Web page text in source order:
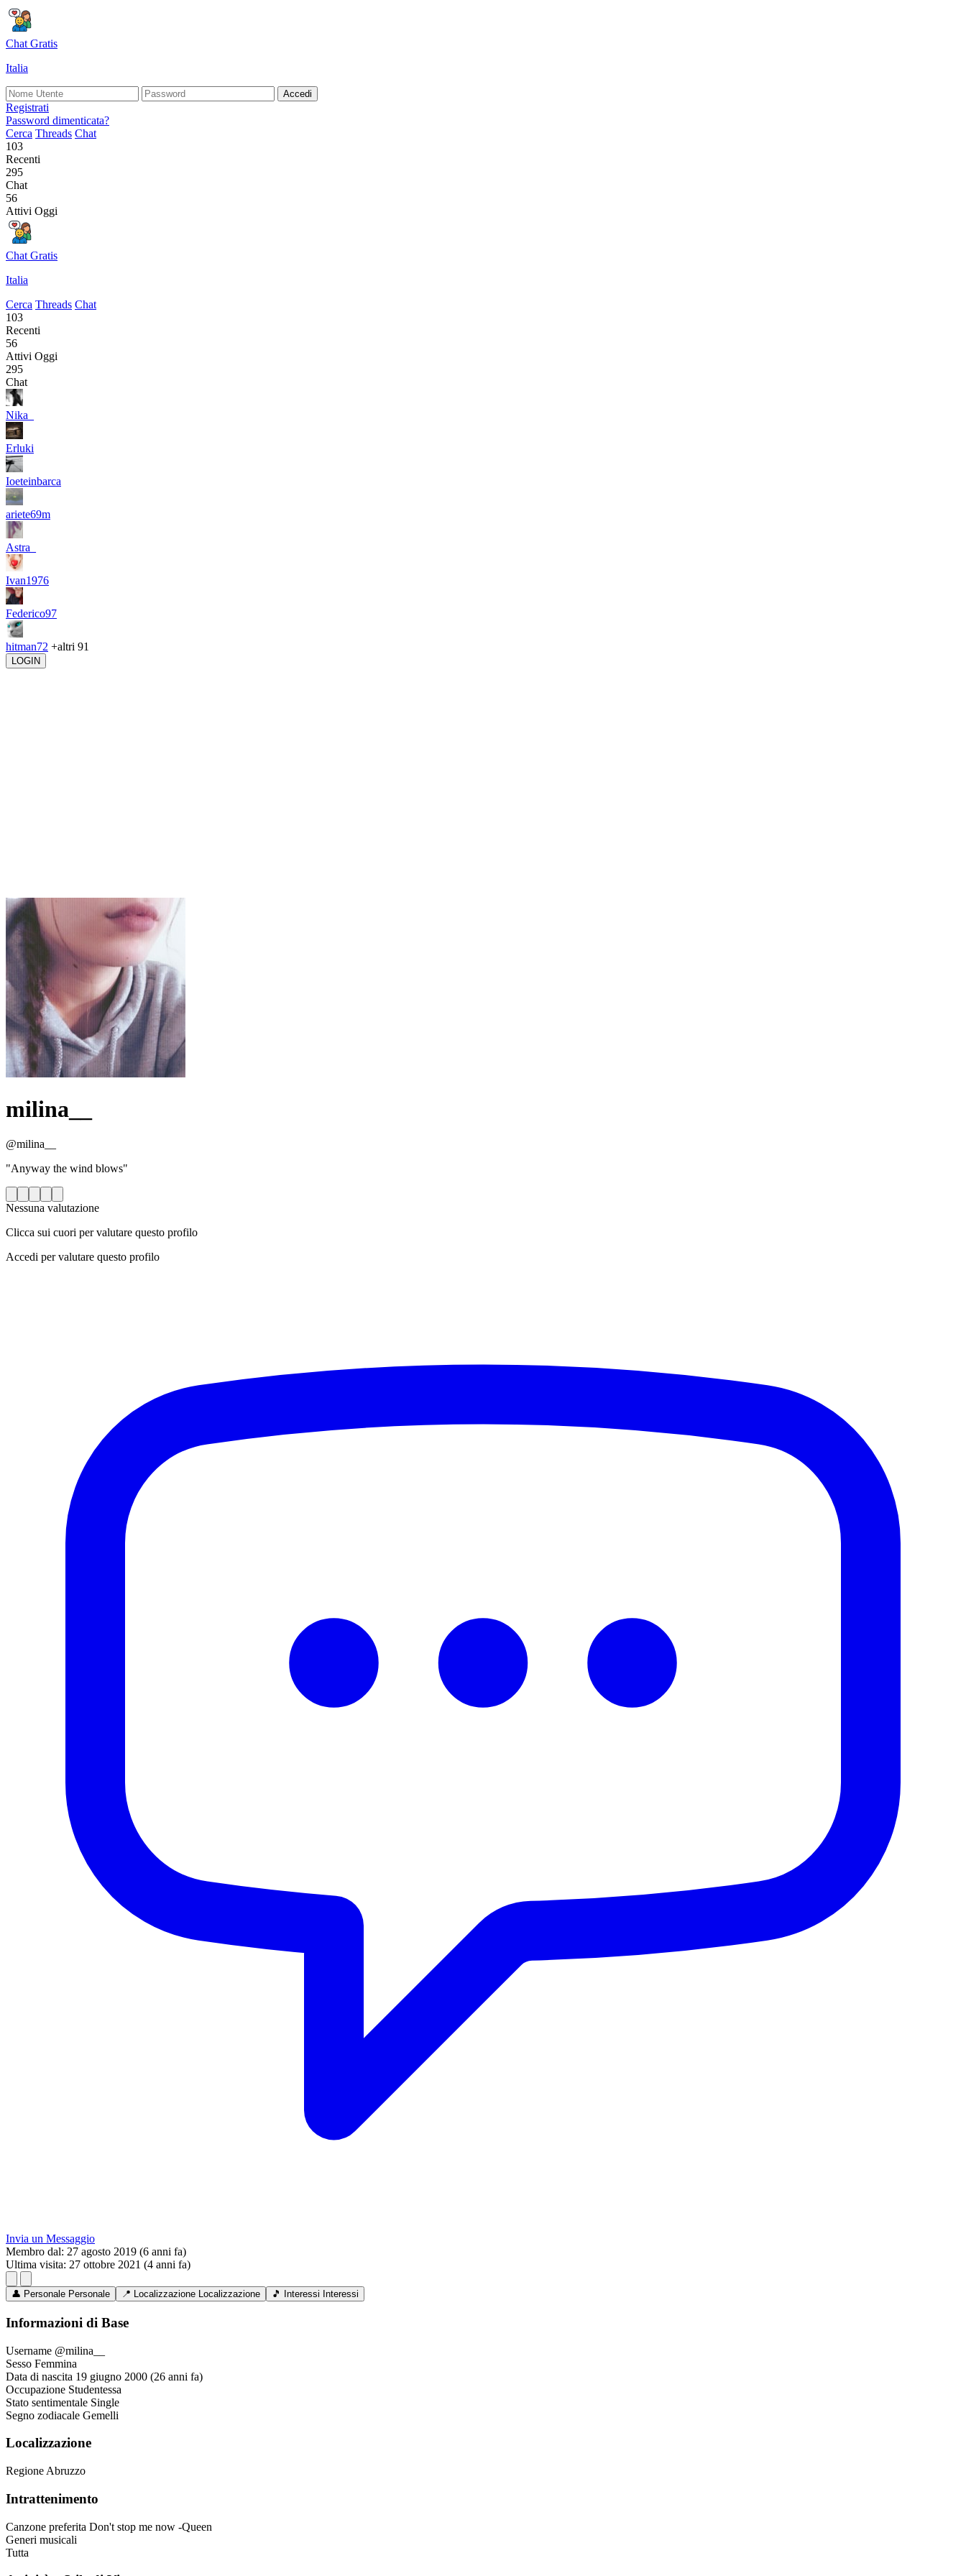
Chat Gratis
Italia
Accedi
Registrati
Password dimenticata?
Cerca Threads Chat
103
Recenti
295
Chat
56
Attivi Oggi
Chat Gratis
Italia
Cerca Threads Chat
103
Recenti
56
Attivi Oggi
295
Chat
Nika_
Erluki
Ioeteinbarca
ariete69m
Astra_
Ivan1976
Federico97
hitman72 +altri 91
LOGIN
milina__
@milina__
"Anyway the wind blows"
Nessuna valutazione
Clicca sui cuori per valutare questo profilo
Accedi per valutare questo profilo
Invia un Messaggio
Membro dal: 27 agosto 2019 (6 anni fa)
Ultima visita: 27 ottobre 2021 (4 anni fa)
👤 Personale Personale 📍 Localizzazione Localizzazione 🎵 Interessi Interessi
Informazioni di Base
Username @milina__
Sesso Femmina
Data di nascita 19 giugno 2000 (26 anni fa)
Occupazione Studentessa
Stato sentimentale Single
Segno zodiacale Gemelli
Localizzazione
Regione Abruzzo
Intrattenimento
Canzone preferita Don't stop me now -Queen
Generi musicali
Tutta